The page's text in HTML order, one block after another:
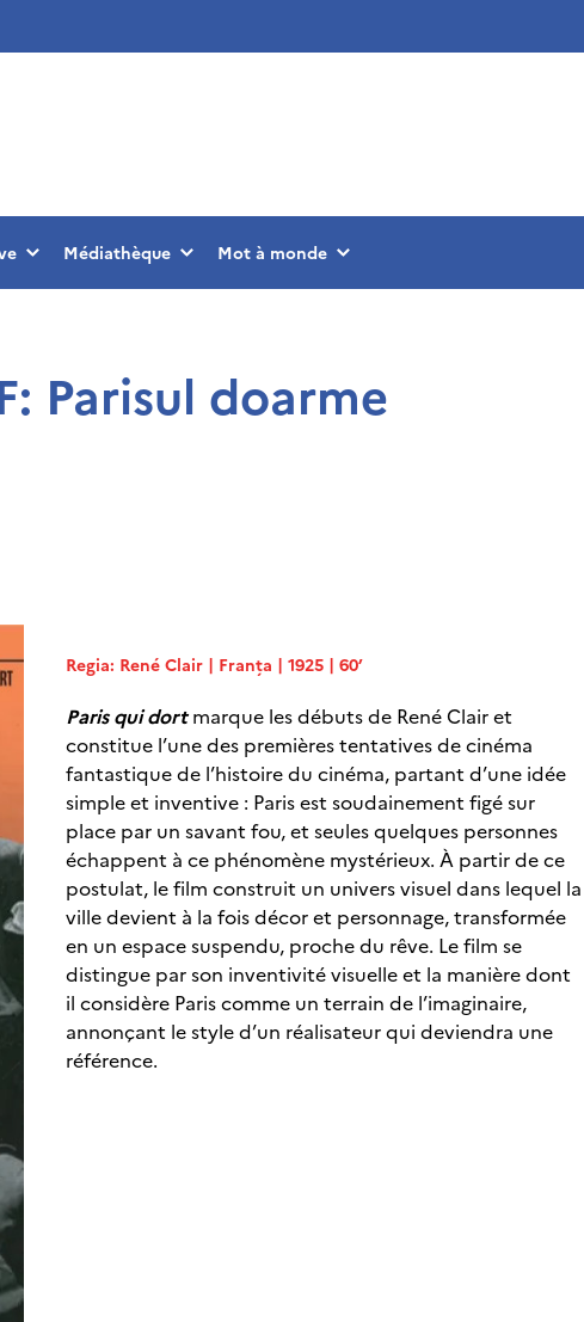
Médiathèque Mot à monde
Parisul doarme
Regia: René Clair | Franța | 1925 | 60’
Paris qui dort marque les débuts de René Clair et
constitue l’une des premières tentatives de cinéma
fantastique de l’histoire du cinéma, partant d’une idée
simple et inventive : Paris est soudainement figé sur
place par un savant fou, et seules quelques personnes
échappent à ce phénomène mystérieux. À partir de ce
postulat, le film construit un univers visuel dans lequel la
ville devient à la fois décor et personnage, transformée
en un espace suspendu, proche du rêve. Le film se
distingue par son inventivité visuelle et la manière dont
il considère Paris comme un terrain de l’imaginaire,
annonçant le style d’un réalisateur qui deviendra une
référence.